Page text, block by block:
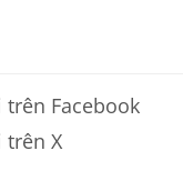
Facebook
trên X